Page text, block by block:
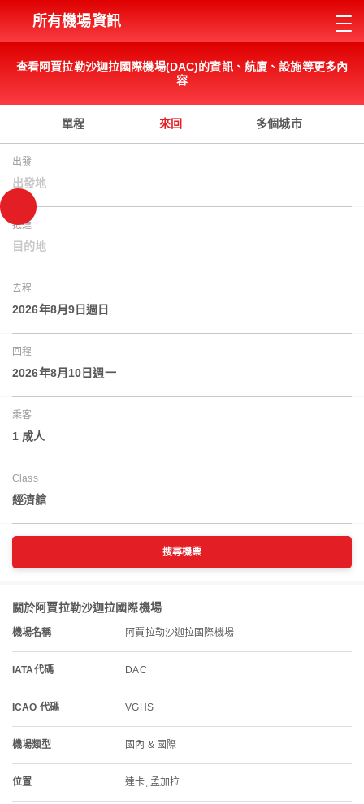
所有機場資訊
查看阿賈拉勒沙迦拉國際機場(DAC)的資訊、航廈、設施等更多內
容
單程 來回 多個城市
出發
出發地
抵達
目的地
去程
2026年8月9日週日
回程
2026年8月10日週一
乘客
1 成人
Class
經濟艙
搜尋機票
關於阿賈拉勒沙迦拉國際機場
機場名稱 阿賈拉勒沙迦拉國際機場
IATA代碼 DAC
ICAO 代碼 VGHS
機場類型 國內 & 國際
位置 達卡, 孟加拉